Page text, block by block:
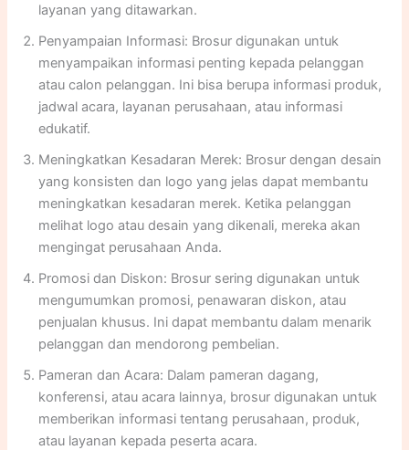
layanan yang ditawarkan.
Penyampaian Informasi: Brosur digunakan untuk
menyampaikan informasi penting kepada pelanggan
atau calon pelanggan. Ini bisa berupa informasi produk,
jadwal acara, layanan perusahaan, atau informasi
edukatif.
Meningkatkan Kesadaran Merek: Brosur dengan desain
yang konsisten dan logo yang jelas dapat membantu
meningkatkan kesadaran merek. Ketika pelanggan
melihat logo atau desain yang dikenali, mereka akan
mengingat perusahaan Anda.
Promosi dan Diskon: Brosur sering digunakan untuk
mengumumkan promosi, penawaran diskon, atau
penjualan khusus. Ini dapat membantu dalam menarik
pelanggan dan mendorong pembelian.
Pameran dan Acara: Dalam pameran dagang,
konferensi, atau acara lainnya, brosur digunakan untuk
memberikan informasi tentang perusahaan, produk,
atau layanan kepada peserta acara.